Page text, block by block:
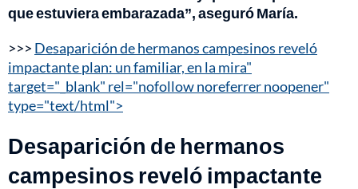
que estuviera embarazada”, aseguró María.
>>> Desaparición de hermanos campesinos reveló
impactante plan: un familiar, en la mira"
target="_blank" rel="nofollow noreferrer noopener"
type="text/html">
Desaparición de hermanos
campesinos reveló impactante